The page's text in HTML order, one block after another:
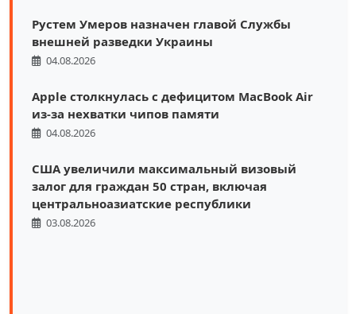
Рустем Умеров назначен главой Службы
внешней разведки Украины
04.08.2026
Apple столкнулась с дефицитом MacBook Air
из-за нехватки чипов памяти
04.08.2026
США увеличили максимальный визовый
залог для граждан 50 стран, включая
центральноазиатские республики
03.08.2026